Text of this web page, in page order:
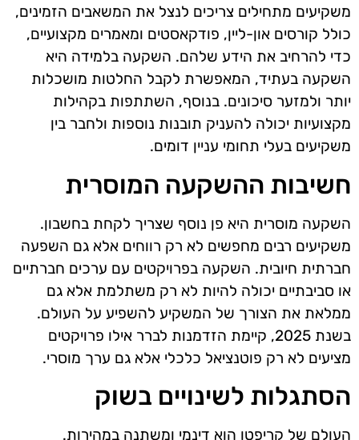
משקיעים מתחילים צריכים לנצל את המשאבים הזמינים,
כולל קורסים און-ליין, פודקאסטים ומאמרים מקצועיים,
כדי להרחיב את הידע שלהם. השקעה בלמידה היא
השקעה בעתיד, המאפשרת לקבל החלטות מושכלות
יותר ולמזער סיכונים. בנוסף, השתתפות בקהילות
מקצועיות יכולה להעניק תובנות נוספות ולחבר בין
משקיעים בעלי תחומי עניין דומים.
חשיבות ההשקעה המוסרית
השקעה מוסרית היא פן נוסף שצריך לקחת בחשבון.
משקיעים רבים מחפשים לא רק רווחים אלא גם השפעה
חברתית חיובית. השקעה בפרויקטים עם ערכים חברתיים
או סביבתיים יכולה להיות לא רק משתלמת אלא גם
ממלאת את הצורך של המשקיע להשפיע על העולם.
בשנת 2025, קיימת הזדמנות לברר אילו פרויקטים
מציעים לא רק פוטנציאל כלכלי אלא גם ערך מוסרי.
הסתגלות לשינויים בשוק
העולם של קריפטו הוא דינמי ומשתנה במהירות.